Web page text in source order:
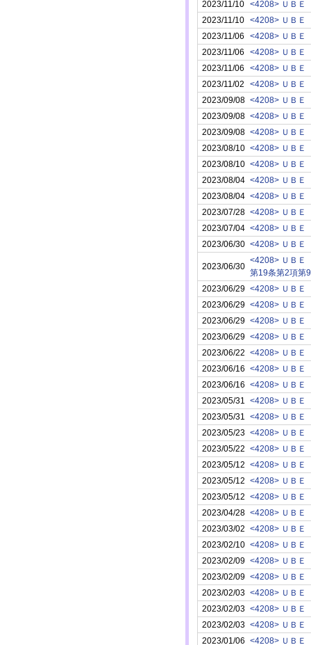
2023/11/10 <4208> ＵＢＥ
2023/11/10 <4208> ＵＢＥ
2023/11/06
<4208> ＵＢＥ
2023/11/06
<4208> ＵＢＥ
2023/11/06
<4208> ＵＢＥ
2023/11/02
<4208> ＵＢＥ
2023/09/08 <4208> ＵＢＥ
2023/09/08 <4208> ＵＢＥ
2023/09/08 <4208> ＵＢＥ
2023/08/10 <4208> ＵＢＥ
2023/08/10 <4208> ＵＢＥ
2023/08/04 <4208> ＵＢＥ
2023/08/04 <4208> ＵＢＥ
2023/07/28 <4208> ＵＢＥ
2023/07/04 <4208> ＵＢＥ
2023/06/30 <4208> ＵＢＥ
2023/06/30
<4208> ＵＢＥ
第19条第2項第
2023/06/29 <4208> ＵＢＥ
2023/06/29 <4208> ＵＢＥ
2023/06/29 <4208> ＵＢＥ
2023/06/29 <4208> ＵＢＥ
2023/06/22 <4208> ＵＢＥ
2023/06/16 <4208> ＵＢＥ
2023/06/16 <4208> ＵＢＥ
2023/05/31
<4208> ＵＢＥ
2023/05/31
<4208> ＵＢＥ
2023/05/23 <4208> ＵＢＥ
2023/05/22 <4208> ＵＢＥ
2023/05/12 <4208> ＵＢＥ
2023/05/12 <4208> ＵＢＥ
2023/05/12 <4208> ＵＢＥ
2023/04/28 <4208> ＵＢＥ
2023/03/02 <4208> ＵＢＥ
2023/02/10 <4208> ＵＢＥ
2023/02/09 <4208> ＵＢＥ
2023/02/09 <4208> ＵＢＥ
2023/02/03 <4208> ＵＢＥ
2023/02/03 <4208> ＵＢＥ
2023/02/03 <4208> ＵＢＥ
2023/01/06 <4208> ＵＢＥ